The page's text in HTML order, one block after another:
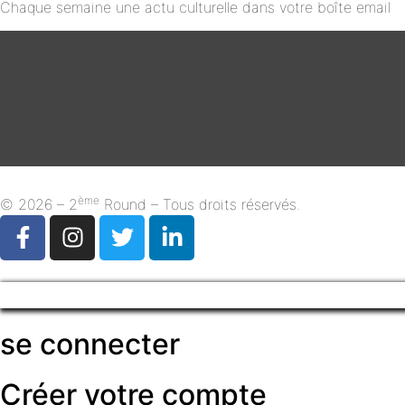
Chaque semaine une actu culturelle dans votre boîte email
© 2026 – 2ème Round – Tous droits réservés.
se connecter
Créer votre compte